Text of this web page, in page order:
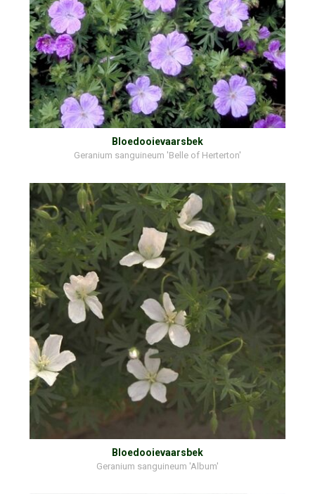
Bloedooievaarsbek
Geranium sanguineum 'Belle of Herterton'
Bloedooievaarsbek
Geranium sanguineum 'Album'